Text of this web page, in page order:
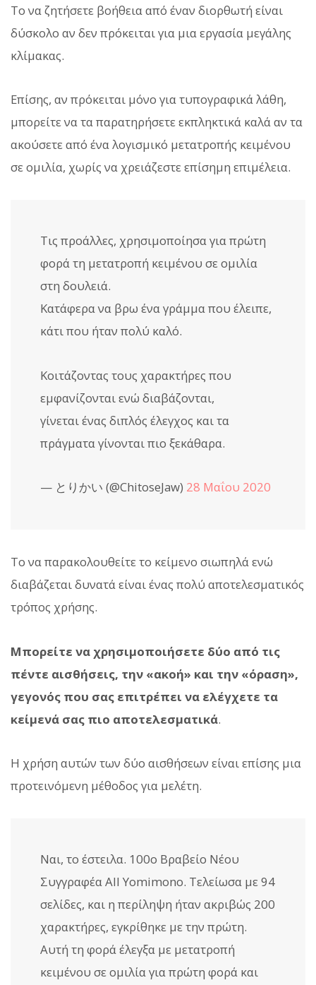
Το να ζητήσετε βοήθεια από έναν διορθωτή είναι
δύσκολο αν δεν πρόκειται για μια εργασία μεγάλης
κλίμακας.
Επίσης, αν πρόκειται μόνο για τυπογραφικά λάθη,
μπορείτε να τα παρατηρήσετε εκπληκτικά καλά αν τα
ακούσετε από ένα λογισμικό μετατροπής κειμένου
σε ομιλία, χωρίς να χρειάζεστε επίσημη επιμέλεια.
Τις προάλλες, χρησιμοποίησα για πρώτη
φορά τη μετατροπή κειμένου σε ομιλία
στη δουλειά.
Κατάφερα να βρω ένα γράμμα που έλειπε,
κάτι που ήταν πολύ καλό.
Κοιτάζοντας τους χαρακτήρες που
εμφανίζονται ενώ διαβάζονται,
γίνεται ένας διπλός έλεγχος και τα
πράγματα γίνονται πιο ξεκάθαρα.
— とりかい (@ChitoseJaw) 28 Μαΐου 2020
Το να παρακολουθείτε το κείμενο σιωπηλά ενώ
διαβάζεται δυνατά είναι ένας πολύ αποτελεσματικός
τρόπος χρήσης.
Μπορείτε να χρησιμοποιήσετε δύο από τις
πέντε αισθήσεις, την «ακοή» και την «όραση»,
γεγονός που σας επιτρέπει να ελέγχετε τα
κείμενά σας πιο αποτελεσματικά.
Η χρήση αυτών των δύο αισθήσεων είναι επίσης μια
προτεινόμενη μέθοδος για μελέτη.
Ναι, το έστειλα. 100ο Βραβείο Νέου
Συγγραφέα All Yomimono. Τελείωσα με 94
σελίδες, και η περίληψη ήταν ακριβώς 200
χαρακτήρες, εγκρίθηκε με την πρώτη.
Αυτή τη φορά έλεγξα με μετατροπή
κειμένου σε ομιλία για πρώτη φορά και